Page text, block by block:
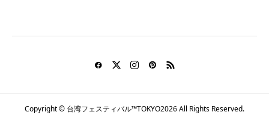
Copyright © 台湾フェスティバル™TOKYO2026 All Rights Reserved.